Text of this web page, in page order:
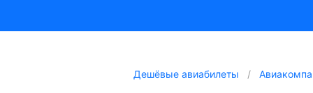
Дешёвые авиабилеты